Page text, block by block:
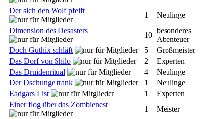
Der sich den Wolf pfeift
1
Neulinge
Dimension des Desasters
10
besonderes
Abenteuer
Doch Guthix schläft
5
Großmeister
Das Dorf von Shilo
2
Experten
Das Druidenritual
4
Neulinge
Der Dschungeltrank
1
Neulinge
Eadgars List
1
Experten
Einer flog über das Zombienest
1
Meister